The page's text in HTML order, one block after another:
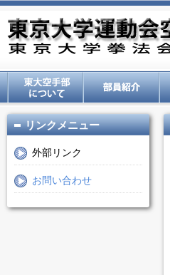
リンクメニュー
外部リンク
お問い合わせ